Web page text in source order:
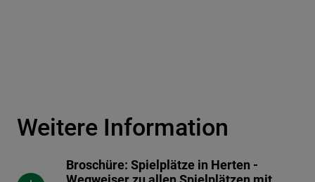
Weitere Information
Broschüre: Spielplätze in Herten -